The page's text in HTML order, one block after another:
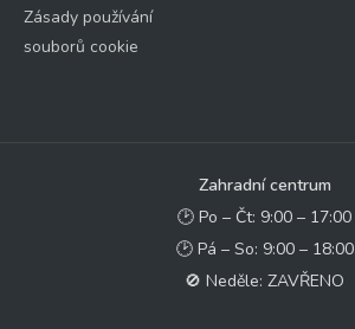
Zásady používání
souborů cookie
Zahradní centrum
🕑 Po – Čt: 9:00 – 17:00
🕑 Pá – So: 9:00 – 18:00
🚫 Neděle: ZAVŘENO